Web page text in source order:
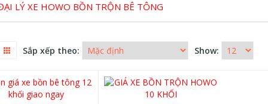
LÝ XE HOWO BỒN TRỘN BÊ TÔNG
Sắp xếp theo: Show: